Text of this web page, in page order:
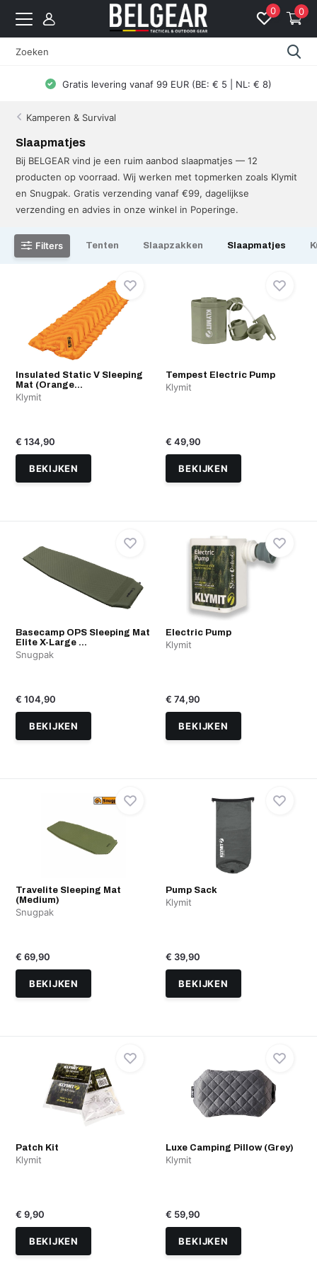
0 0
Gratis levering vanaf 99 EUR (BE: € 5 | NL: € 8)
Kamperen & Survival
Slaapmatjes
Bij BELGEAR vind je een ruim aanbod slaapmatjes — 12
producten op voorraad. Wij werken met topmerken zoals Klymit
en Snugpak. Gratis verzending vanaf €99, dagelijkse
verzending en advies in onze winkel in Poperinge.
Filters Tenten Slaapzakken Slaapmatjes
Insulated Static V Sleeping
Mat (Orange...
Klymit
€ 134,90
BEKIJKEN
Tempest Electric Pump
Klymit
€ 49,90
BEKIJKEN
Basecamp OPS Sleeping Mat
Elite X-Large ...
Snugpak
€ 104,90
BEKIJKEN
Electric Pump
Klymit
€ 74,90
BEKIJKEN
Travelite Sleeping Mat
(Medium)
Snugpak
€ 69,90
BEKIJKEN
Pump Sack
Klymit
€ 39,90
BEKIJKEN
Patch Kit
Klymit
€ 9,90
BEKIJKEN
Luxe Camping Pillow (Grey)
Klymit
€ 59,90
BEKIJKEN